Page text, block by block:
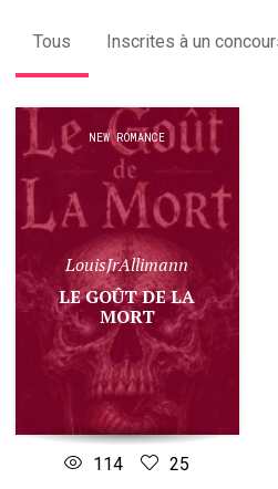
Tous Inscrites à un
NEW ROMANCE
LouisJrAllimann
LE GOÛT DE LA
MORT
114 25